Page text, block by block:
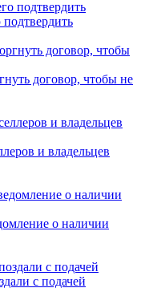
договор, чтобы не
и владельцев
о наличии
с подачей